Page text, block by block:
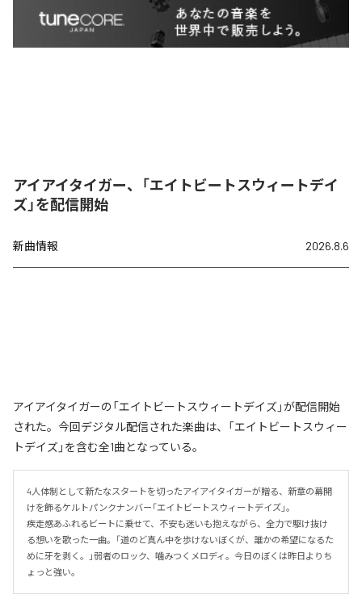
アイアイタイガー、「エイトビートスウィートデイ
ズ」を配信開始
新曲情報 2026.8.6
アイアイタイガーの「エイトビートスウィートデイズ」が配信開始
された。今回デジタル配信された楽曲は、「エイトビートスウィー
トデイズ」を含む全1曲となっている。
4人体制として新たなスタートを切ったアイアイタイガーが贈る、新章の幕開
けを飾るケルトパンクナンバー「エイトビートスウィートデイズ」。
疾走感あふれるビートに乗せて、不安も迷いも抱えながら、全力で駆け抜け
る想いを歌った一曲。「道のど真ん中を歩けないぼくが、誰かの希望になるた
めに牙を剥く。」弱者のロック、噛みつくメロディ。今日のぼくは昨日よりち
ょっと強い。